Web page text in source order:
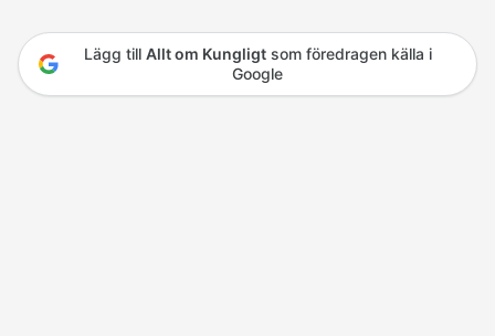
Lägg till Allt om Kungligtsom föredragen källa i
Google